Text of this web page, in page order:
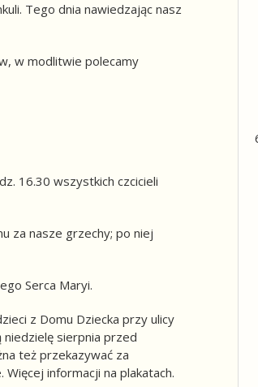
Tego dnia nawiedzając nasz
w modlitwie polecamy
16.30 wszystkich czcicieli
za nasze grzechy; po niej
Serca Maryi.
z Domu Dziecka przy ulicy
niedzielę sierpnia przed
też przekazywać za
informacji na plakatach.